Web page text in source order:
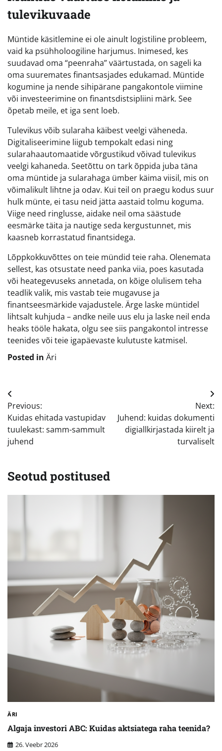
tulevikuvaade
Müntide käsitlemine ei ole ainult logistiline probleem,
vaid ka psühholoogiline harjumus. Inimesed, kes
suudavad oma “peenraha” väärtustada, on sageli ka
oma suuremates finantsasjades edukamad. Müntide
kogumine ja nende sihipärane pangakontole viimine
või investeerimine on finantsdistsipliini märk. See
õpetab meile, et iga sent loeb.
Tulevikus võib sularaha käibest veelgi väheneda.
Digitaliseerimine liigub tempokalt edasi ning
sularahaautomaatide võrgustikud võivad tulevikus
veelgi kahaneda. Seetõttu on tark õppida juba täna
oma müntide ja sularahaga ümber käima viisil, mis on
võimalikult lihtne ja odav. Kui teil on praegu kodus suur
hulk münte, ei tasu neid jätta aastaid tolmu koguma.
Viige need ringlusse, aidake neil oma säästude
eesmärke täita ja nautige seda kergustunnet, mis
kaasneb korrastatud finantsidega.
Lõppkokkuvõttes on teie mündid teie raha. Olenemata
sellest, kas otsustate need panka viia, poes kasutada
või heategevuseks annetada, on kõige olulisem teha
teadlik valik, mis vastab teie mugavuse ja
finantseesmärkide vajadustele. Ärge laske müntidel
lihtsalt kuhjuda – andke neile uus elu ja laske neil enda
heaks tööle hakata, olgu see siis pangakontol intresse
teenides või teie igapäevaste kulutuste katmisel.
Posted in Äri
Navigeerimine
Previous:
Kuidas ehitada vastupidav
tuulekast: samm-sammult
juhend
Next:
Juhend: kuidas dokumenti
digiallkirjastada kiirelt ja
turvaliselt
Seotud postitused
ÄRI
Algaja investori ABC: Kuidas aktsiatega raha teenida?
26. Veebr 2026